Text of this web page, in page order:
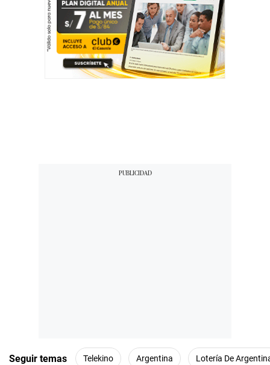
Seguir temas Telekino Argentina Lotería De